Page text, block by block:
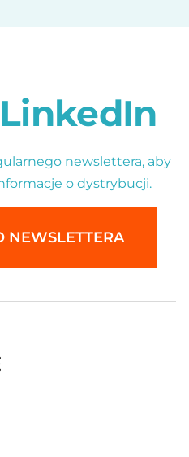
newslettera, aby
o dystrybucji.
NEWSLETTERA